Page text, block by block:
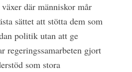
där människor mår
sättet att stötta dem som
politik utan att ge
regeringssamarbeten gjort
som stora